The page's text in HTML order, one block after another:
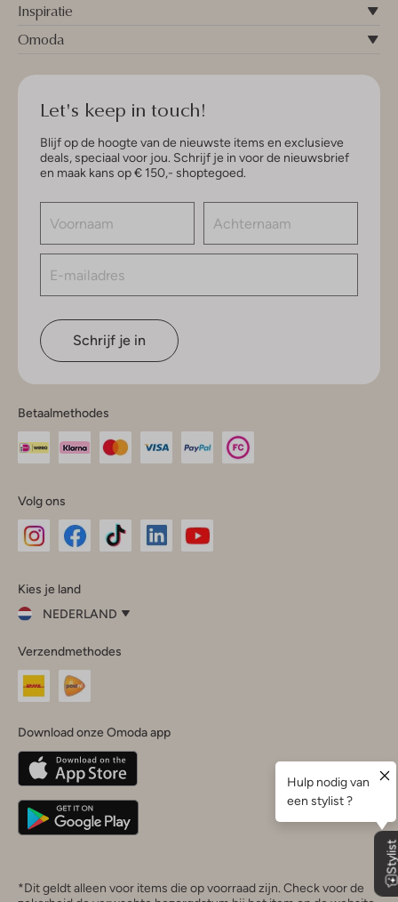
Inspiratie
Omoda
Let's keep in touch!
Blijf op de hoogte van de nieuwste items en exclusieve
deals, speciaal voor jou. Schrijf je in voor de nieuwsbrief
en maak kans op € 150,- shoptegoed.
Schrijf je in
Betaalmethodes
Volg ons
InstagramFacebook
Kies je land
NEDERLAND
je
land
Nederland
Belgique(Français)
Deutschland
Verzendmethodes
Download onze Omoda app
*Dit geldt alleen voor items die op voorraad zijn. Check voor de